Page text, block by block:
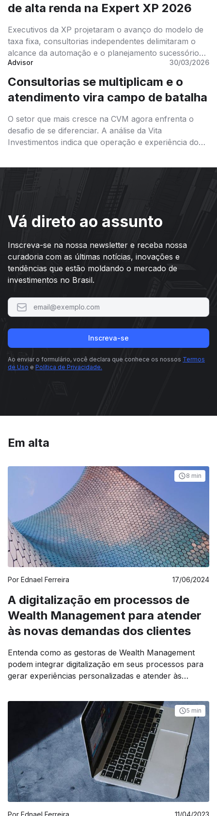
de alta renda na Expert XP 2026
Executivos da XP projetaram o avanço do modelo de
taxa fixa, consultorias independentes delimitaram o
alcance da automação e o planejamento sucessório
voltou à pauta sob o efeito da mudança tributária.
Advisor 30/03/2026
Consultorias se multiplicam e o
atendimento vira campo de batalha
O setor que mais cresce na CVM agora enfrenta o
desafio de se diferenciar. A análise da Vita
Investimentos indica que operação e experiência do
Vá direto ao assunto
Inscreva-se na nossa newsletter e receba nossa
curadoria com as últimas notícias, inovações e
tendências que estão moldando o mercado de
investimentos no Brasil.
Inscreva-se
Ao enviar o formulário, você declara que conhece os nossos Termos
de Uso e Política de Privacidade.
Em alta
8 min
Por Ednael Ferreira 17/06/2024
A digitalização em processos de
Wealth Management para atender
às novas demandas dos clientes
Entenda como as gestoras de Wealth Management
podem integrar digitalização em seus processos para
gerar experiências personalizadas e atender às
5 min
Por Ednael Ferreira 11/04/2023